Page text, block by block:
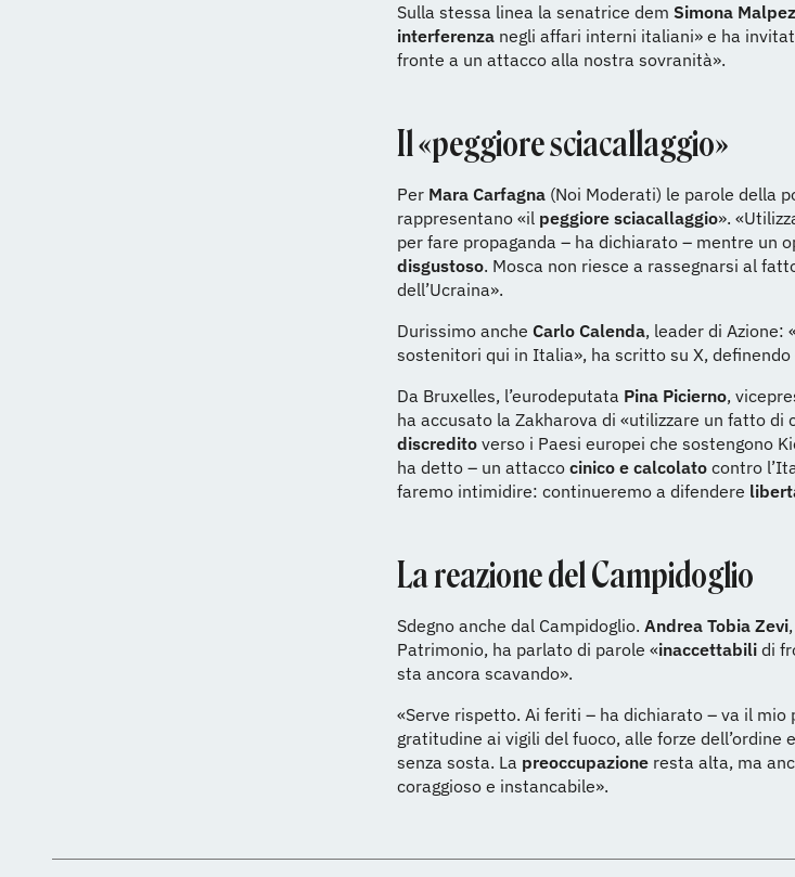
Sulla stessa linea la senatrice dem Simona
interferenza negli affari interni italiani» e ha
fronte a un attacco alla nostra sovranità».
Il «peggiore sciacallaggio»
Per Mara Carfagna (Noi Moderati) le parole della
rappresentano «il peggiore sciacallaggio».
per fare propaganda – ha dichiarato – mentre un
disgustoso. Mosca non riesce a rassegnarsi al
dell’Ucraina».
Durissimo anche Carlo Calenda, leader di Azione:
sostenitori qui in Italia», ha scritto su X,
Da Bruxelles, l’eurodeputata Pina Picierno,
ha accusato la Zakharova di «utilizzare un fatto di
discredito verso i Paesi europei che sostengono
ha detto – un attacco cinico e calcolato contro
faremo intimidire: continueremo a difendere
La reazione del Campidoglio
Sdegno anche dal Campidoglio. Andrea Tobia Zevi
Patrimonio, ha parlato di parole «inaccettabili di
sta ancora scavando».
«Serve rispetto. Ai feriti – ha dichiarato – va il mio
gratitudine ai vigili del fuoco, alle forze dell’ordine
senza sosta. La preoccupazione resta alta, ma
coraggioso e instancabile».